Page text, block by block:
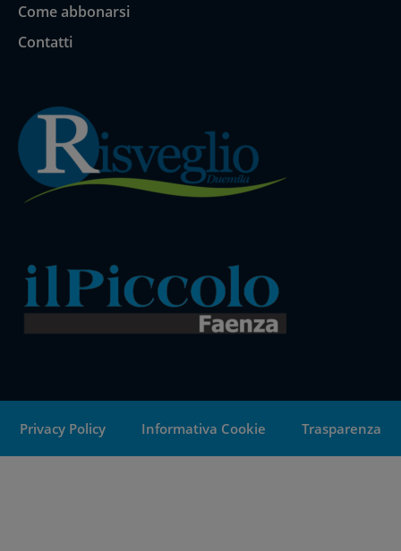
Come abbonarsi
Contatti
Privacy Policy Informativa Cookie Trasparenza